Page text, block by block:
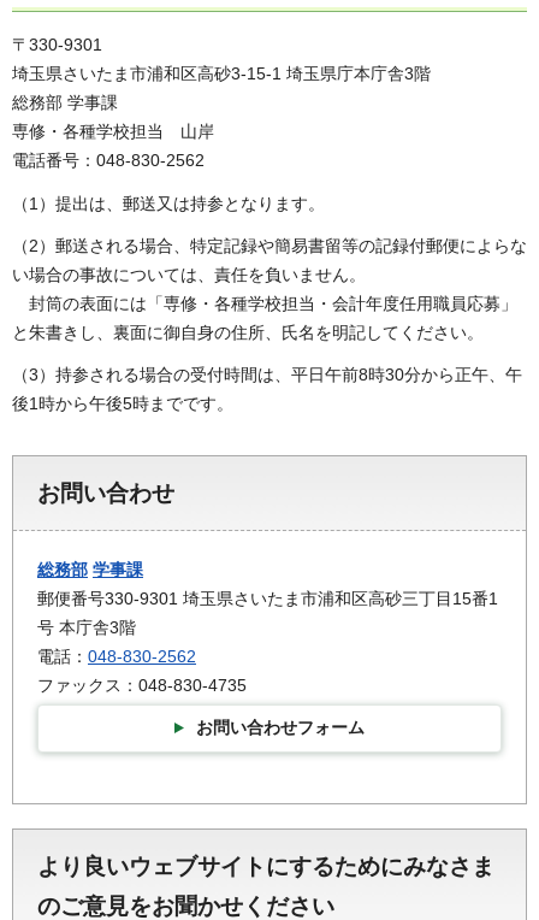
〒330-9301
埼玉県さいたま市浦和区高砂3-15-1 埼玉県庁本庁舎3階
総務部 学事課
専修・各種学校担当 山岸
電話番号：048-830-2562
（1）提出は、郵送又は持参となります。
（2）郵送される場合、特定記録や簡易書留等の記録付郵便によらな
い場合の事故については、責任を負いません。
封筒の表面には「専修・各種学校担当・会計年度任用職員応募」
と朱書きし、裏面に御自身の住所、氏名を明記してください。
（3）持参される場合の受付時間は、平日午前8時30分から正午、午
後1時から午後5時までです。
お問い合わせ
総務部 学事課
郵便番号330-9301 埼玉県さいたま市浦和区高砂三丁目15番1
号 本庁舎3階
電話： 048-830-2562
ファックス：048-830-4735
お問い合わせフォーム
より良いウェブサイトにするためにみなさま
のご意見をお聞かせください